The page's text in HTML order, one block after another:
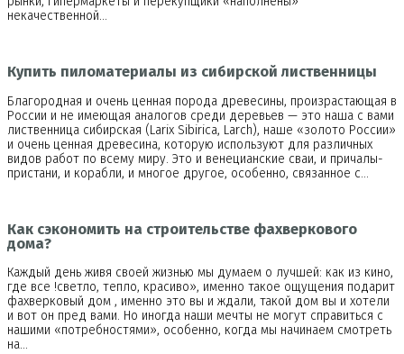
некачественной…
Купить пиломатериалы из сибирской лиственницы
Благородная и очень ценная порода древесины, произрастающая в
России и не имеющая аналогов среди деревьев — это наша с вами
лиственница сибирская (Larix Sibirica, Larch), наше «золото России»
и очень ценная древесина, которую используют для различных
видов работ по всему миру. Это и венецианские сваи, и причалы-
пристани, и корабли, и многое другое, особенно, связанное с…
Как сэкономить на строительстве фахверкового
дома?
Каждый день живя своей жизнью мы думаем о лучшей: как из кино,
где все !светло, тепло, красиво», именно такое ощущения подарит
фахверковый дом , именно это вы и ждали, такой дом вы и хотели
и вот он пред вами. Но иногда наши мечты не могут справиться с
нашими «потребностями», особенно, когда мы начинаем смотреть
на…